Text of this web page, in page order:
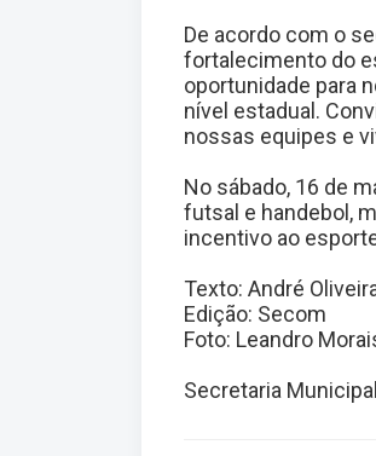
De acordo com o
fortalecimento do
oportunidade para
nível estadual.
nossas equipes e
No sábado, 16 de
futsal e handebol,
incentivo ao
Texto: André
Edição: Secom
Foto: Leandro
Secretaria